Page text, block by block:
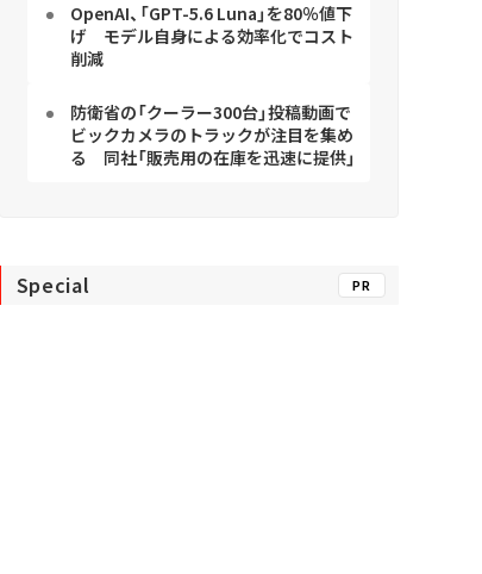
OpenAI、「GPT-5.6 Luna」を80％値下
げ モデル自身による効率化でコスト
削減
防衛省の「クーラー300台」投稿動画で
ビックカメラのトラックが注目を集め
る 同社「販売用の在庫を迅速に提供」
Special PR